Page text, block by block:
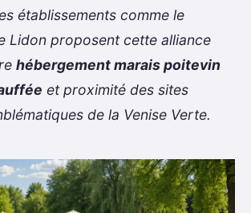
établissements comme le
Lidon proposent cette alliance
hébergement marais poitevin
et proximité des sites
de la Venise Verte.